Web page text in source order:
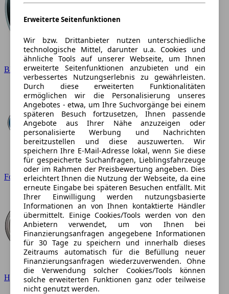
BMW
Ford
Hyundai
Erweiterte Seitenfunktionen
Wir bzw. Drittanbieter nutzen unterschiedliche
technologische Mittel, darunter u.a. Cookies und
ähnliche Tools auf unserer Webseite, um Ihnen
erweiterte Seitenfunktionen anzubieten und ein
verbessertes Nutzungserlebnis zu gewährleisten.
Durch diese erweiterten Funktionalitäten
ermöglichen wir die Personalisierung unseres
Angebotes - etwa, um Ihre Suchvorgänge bei einem
späteren Besuch fortzusetzen, Ihnen passende
Angebote aus Ihrer Nähe anzuzeigen oder
personalisierte Werbung und Nachrichten
bereitzustellen und diese auszuwerten. Wir
speichern Ihre E-Mail-Adresse lokal, wenn Sie diese
für gespeicherte Suchanfragen, Lieblingsfahrzeuge
oder im Rahmen der Preisbewertung angeben. Dies
erleichtert Ihnen die Nutzung der Webseite, da eine
erneute Eingabe bei späteren Besuchen entfällt. Mit
Ihrer Einwilligung werden nutzungsbasierte
Informationen an von Ihnen kontaktierte Händler
übermittelt. Einige Cookies/Tools werden von den
Anbietern verwendet, um von Ihnen bei
Finanzierungsanfragen angegebene Informationen
für 30 Tage zu speichern und innerhalb dieses
Zeitraums automatisch für die Befüllung neuer
Finanzierungsanfragen wiederzuverwenden. Ohne
die Verwendung solcher Cookies/Tools können
solche erweiterten Funktionen ganz oder teilweise
nicht genutzt werden.